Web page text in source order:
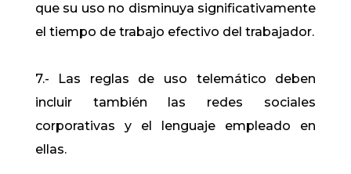
que su uso no disminuya significativamente
el tiempo de trabajo efectivo del trabajador.
7.- Las reglas de uso telemático deben
incluir también las redes sociales
corporativas y el lenguaje empleado en
ellas.